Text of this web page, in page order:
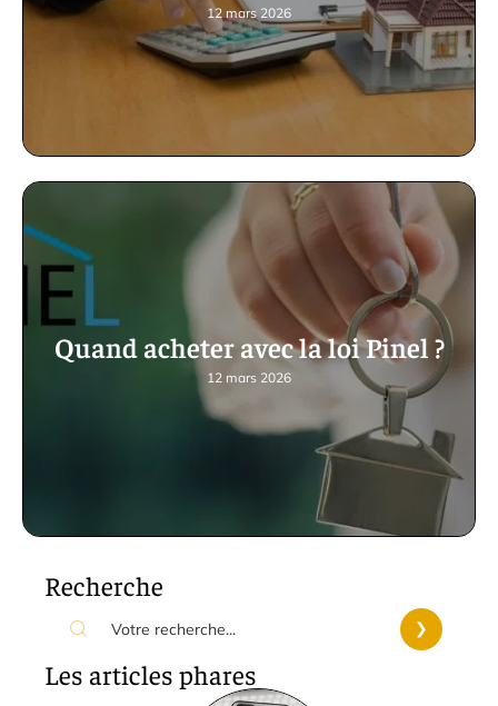
12 mars 2026
Quand acheter avec la loi Pinel ?
12 mars 2026
Recherche
Les articles phares